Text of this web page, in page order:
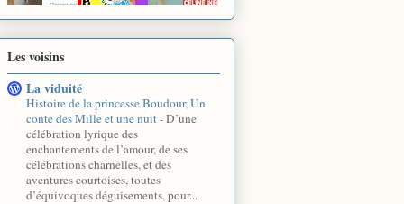
Les voisins
La viduité
Histoire de la princesse Boudour, Un
conte des Mille et une nuit-D’une
célébration lyrique des
enchantements de l’amour, de ses
célébrations charnelles, et des
aventures courtoises, toutes
d’équivoques déguisements, pour...